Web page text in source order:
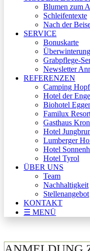
Blumen zum
Schleifentexte
Nach der
SERVICE
Bonuskarte
Überwinterung
Grabpflege-
Newsletter
REFERENZEN
Camping
Hotel der
Biohotel
Familux
Gasthaus
Hotel
Lumberger
Hotel
Hotel Tyrol
ÜBER UNS
Team
Nachhaltigkeit
Stellenangebot
KONTAKT
☰ MENÜ